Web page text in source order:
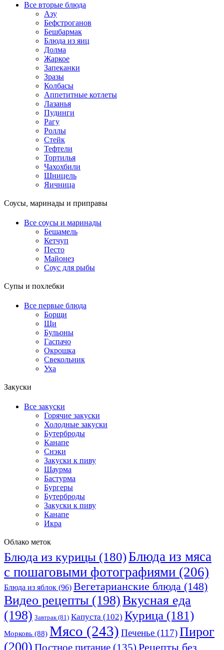
Все вторые блюда
Азу
Бефстроганов
Бешбармак
Блюда из яиц
Долма
Жаркое
Запеканки
Зразы
Колбасы
Аппетитные котлеты
Лазанья
Пудинги
Рагу
Роллы
Стейк
Тефтели
Тортилья
Чахохбили
Шницель
Яичница
Соусы, маринады и приправы
Все соусы и маринады
Бешамель
Кетчуп
Песто
Майонез
Соус для рыбы
Супы и похлебки
Все первые блюда
Борщи
Щи
Бульоны
Гаспачо
Окрошка
Свекольник
Уха
Закуски
Все закуски
Горячие закуски
Холодные закуски
Бутерброды
Канапе
Снэки
Закуски к пиву
Шаурма
Бастурма
Бургеры
Бутерброды
Закуски к пиву
Канапе
Икра
Облако меток
Блюда из курицы (180)Блюда из мяса
с пошаговыми фотографиями (206)
Блюда из яблок (96) Вегетарианские блюда (148)
Видео рецепты (198)Вкусная еда
(198) Завтрак(81) Капуста (102) Курица (181)
Морковь (88) Мясо (243) Печенье (117)Пирог
(200) Постное питание (135) Рецепты без